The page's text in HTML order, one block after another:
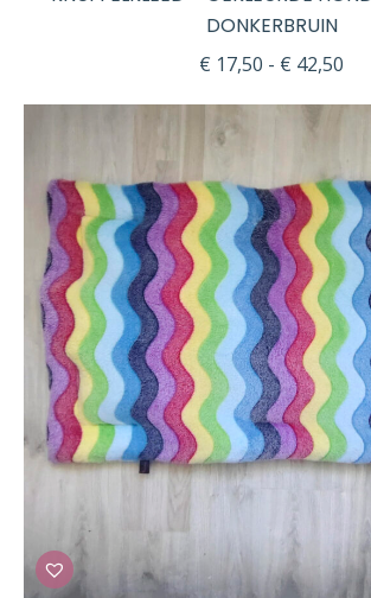
DONKERBRUIN
€ 17,50 - € 42,50